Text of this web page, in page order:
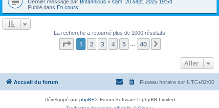
Dernier message par Britannicus « sam. 20 sept. 2025 19:54
Publié dans En cours
La recherche a retourné plus de 1000 résultats
Page 1sur40
1 2 3 4 5 40
Aller
Accueil du forum Fuseau horaire sur UTC+02:00
Développé parphpBB® Forum Software © phpBB Limited